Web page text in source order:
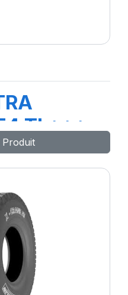
E4 TL***
Produit